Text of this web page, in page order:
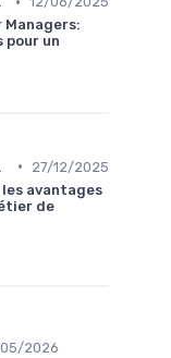
Managers:
pour un
•
27/12/2025
les avantages
de
2026